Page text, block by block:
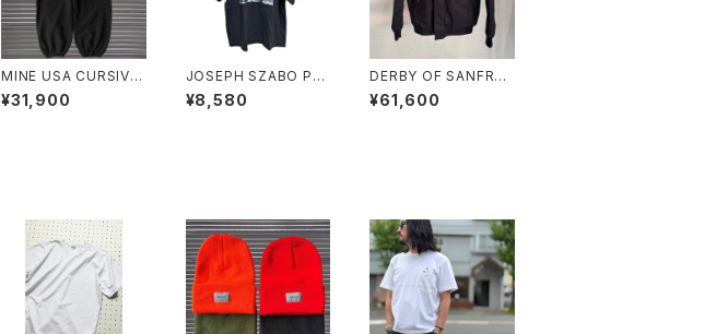
MINE USA CURSIVE
SIGN ST PT 16oz
¥31,900
JOSEPH SZABO PRI
NT TEE "PRISCILLA"
Tee
¥8,580
DERBY OF SANFRA
NSCISCO 300 CLA
SSIC JACKET
¥61,600